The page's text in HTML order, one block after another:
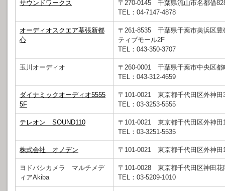
サウンドワークス
〒270-0145 千葉県流山市名都借
TEL：04-7147-4878
オーディオスクエア幕張新都
心
〒261-8535 千葉県千葉市美浜区
ティブモール2F
TEL：043-350-3707
玉川オーディオ
〒260-0001 千葉県千葉市中央区都
TEL：043-312-4659
ダイナミックオーディオ5555
5F
〒101-0021 東京都千代田区外神田
TEL：03-3253-5555
テレオン SOUND110
〒101-0021 東京都千代田区外神田
TEL：03-3251-5535
株式会社 オノデン 〒101-0021 東京都千代田区外神田
ヨドバシカメラ マルチメデ
ィアAkiba
〒101-0028 東京都千代田区神田花
TEL：03-5209-1010